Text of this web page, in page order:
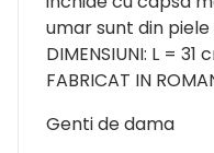
umar sunt din
DIMENSIUNI: L =
FABRICAT IN
Genti de dama